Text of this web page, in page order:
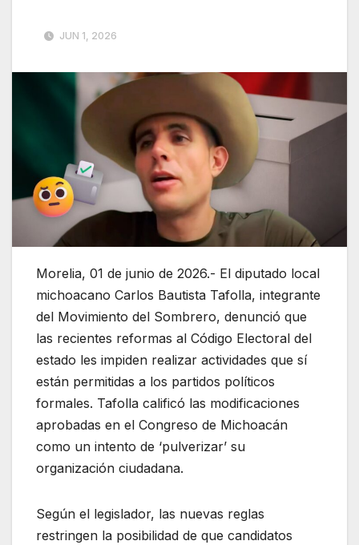
JUN 1, 2026
Morelia, 01 de junio de 2026.- El diputado local
michoacano Carlos Bautista Tafolla, integrante
del Movimiento del Sombrero, denunció que
las recientes reformas al Código Electoral del
estado les impiden realizar actividades que sí
están permitidas a los partidos políticos
formales. Tafolla calificó las modificaciones
aprobadas en el Congreso de Michoacán
como un intento de ‘pulverizar’ su
organización ciudadana.
Según el legislador, las nuevas reglas
restringen la posibilidad de que candidatos